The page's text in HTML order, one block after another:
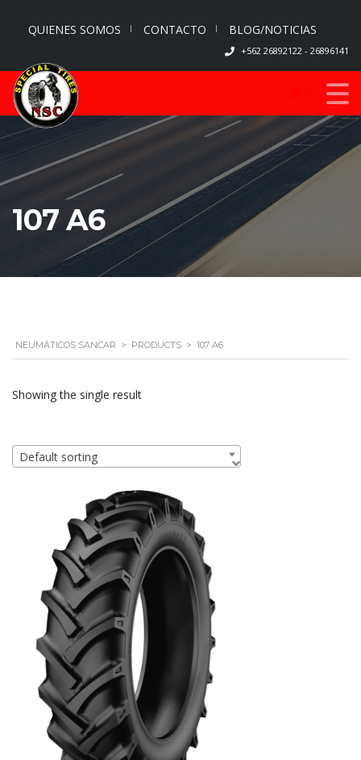
QUIENES SOMOS CONTACTO BLOG/NOTICIAS
+562 26892122 - 26896141
107 A6
NEUMÁTICOS SANCAR > PRODUCTS > 107 A6
Showing the single result
Default sorting